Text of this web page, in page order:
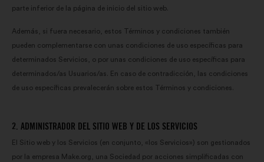
parte inferior de la página de inicio del sitio web.
Además, si fuera necesario, estos Términos y condiciones también
pueden complementarse con unas condiciones de uso específicas para
determinados Servicios, o por unas condiciones de uso específicas para
determinados/as Usuarios/as. En caso de contradicción, las condiciones
de uso específicas prevalecerán sobre estos Términos y condiciones.
2. ADMINISTRADOR DEL SITIO WEB Y DE LOS SERVICIOS
El Sitio web y los Servicios (en conjunto, «los Servicios») son gestionados
por la empresa Make.org, una Sociedad por acciones simplificadas con